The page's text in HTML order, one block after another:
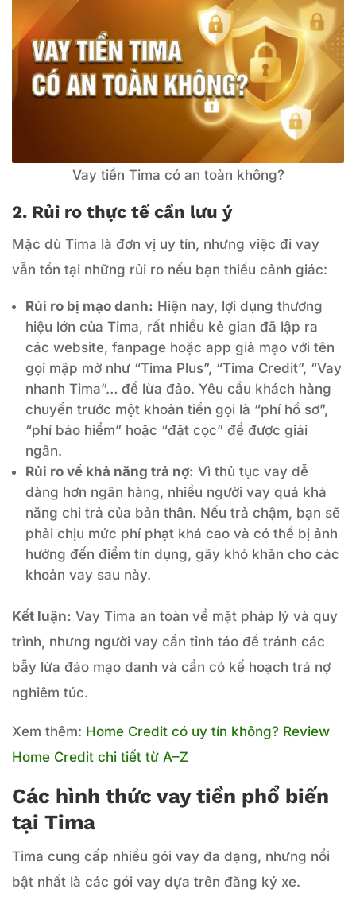
Vay tiền Tima có an toàn không?
2. Rủi ro thực tế cần lưu ý
Mặc dù Tima là đơn vị uy tín, nhưng việc đi vay
vẫn tồn tại những rủi ro nếu bạn thiếu cảnh giác:
Rủi ro bị mạo danh: Hiện nay, lợi dụng thương
hiệu lớn của Tima, rất nhiều kẻ gian đã lập ra
các website, fanpage hoặc app giả mạo với tên
gọi mập mờ như “Tima Plus”, “Tima Credit”, “Vay
nhanh Tima”… để lừa đảo. Yêu cầu khách hàng
chuyển trước một khoản tiền gọi là “phí hồ sơ”,
“phí bảo hiểm” hoặc “đặt cọc” để được giải
ngân.
Rủi ro về khả năng trả nợ: Vì thủ tục vay dễ
dàng hơn ngân hàng, nhiều người vay quá khả
năng chi trả của bản thân. Nếu trả chậm, bạn sẽ
phải chịu mức phí phạt khá cao và có thể bị ảnh
hưởng đến điểm tín dụng, gây khó khăn cho các
khoản vay sau này.
Kết luận: Vay Tima an toàn về mặt pháp lý và quy
trình, nhưng người vay cần tỉnh táo để tránh các
bẫy lừa đảo mạo danh và cần có kế hoạch trả nợ
nghiêm túc.
Xem thêm: Home Credit có uy tín không? Review
Home Credit chi tiết từ A–Z
Các hình thức vay tiền phổ biến
tại Tima
Tima cung cấp nhiều gói vay đa dạng, nhưng nổi
bật nhất là các gói vay dựa trên đăng ký xe.